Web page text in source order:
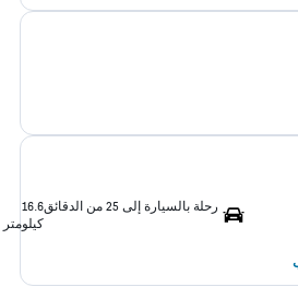
رحلة بالسيارة إلى 25 من الدقائق
16.6
كيلومتر